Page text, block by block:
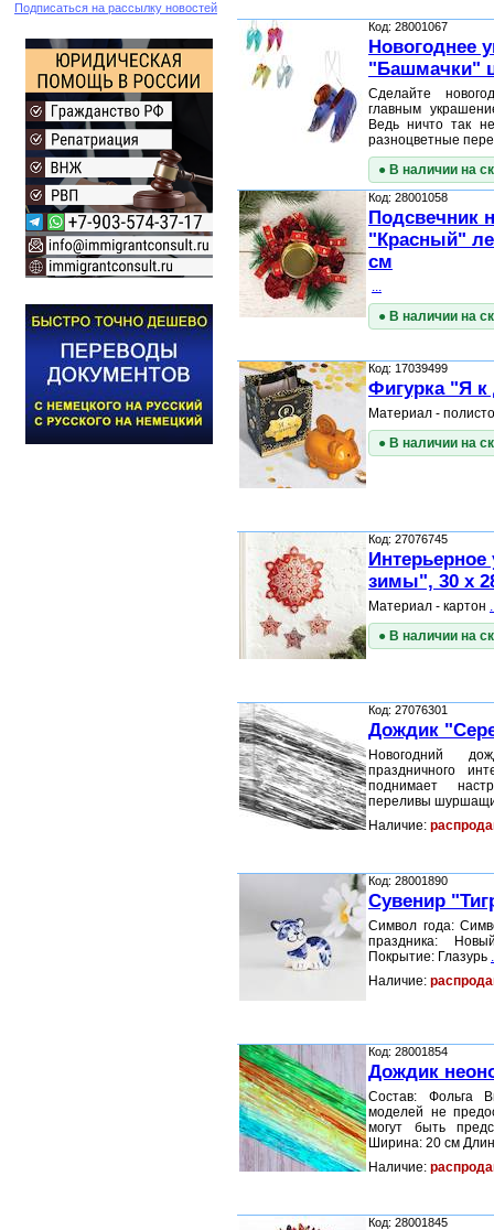
Подписаться на рассылку новостей
Код: 28001067
Новогоднее
"Башмачки"
Сделайте
главным
Ведь ничто так
разноцветные
● В наличии на
Код: 28001058
Подсвечник
"Красный"
см
...
● В наличии на
Код: 17039499
Фигурка "Я к
Материал -
● В наличии на
Код: 27076745
зимы", 30 x
Материал - картон
● В наличии на
Код: 27076301
Дождик
Новогодний
праздничного
поднимает
переливы
Наличие:
Код: 28001890
Сувенир
Символ года:
праздника:
Покрытие: Глазурь
Наличие:
Код: 28001854
Дождик
Состав: Фольга
моделей не
могут быть
Ширина: 20 см
Наличие:
Код: 28001845